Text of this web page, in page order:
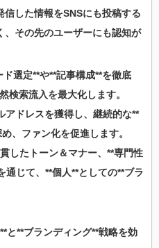
信した情報をSNSにも投稿する
、その先のユーザーにも認知が
選定**や**記事構成**を徹底
検索流入を最大化します。
アドレスを獲得し、継続的な**
、ファン化を促進します。
したトーン＆マナー、**専門性
通じて、**個人**としての**ブラ
と**ブランディング**戦略を効